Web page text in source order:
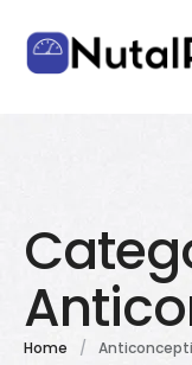
Home /